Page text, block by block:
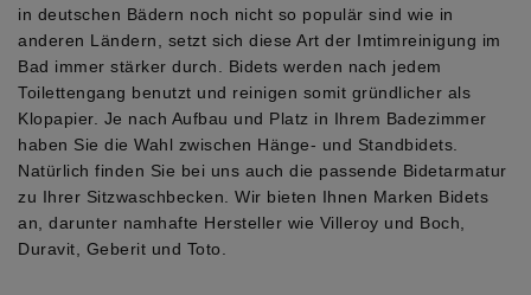
in deutschen Bädern noch nicht so populär sind wie in
anderen Ländern, setzt sich diese Art der Imtimreinigung im
Bad immer stärker durch. Bidets werden nach jedem
Toilettengang benutzt und reinigen somit gründlicher als
Klopapier. Je nach Aufbau und Platz in Ihrem Badezimmer
haben Sie die Wahl zwischen Hänge- und Standbidets.
Natürlich finden Sie bei uns auch die passende Bidetarmatur
zu Ihrer Sitzwaschbecken. Wir bieten Ihnen Marken Bidets
an, darunter namhafte Hersteller wie Villeroy und Boch,
Duravit, Geberit und Toto.